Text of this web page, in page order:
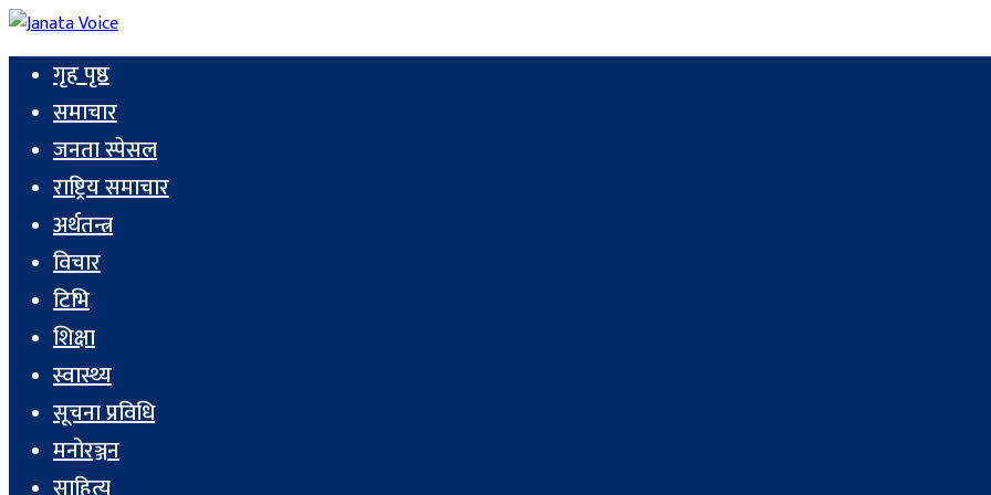
गृह पृष्ठ
समाचार
जनता स्पेसल
राष्ट्रिय समाचार
अर्थतन्त्र
विचार
टिभि
शिक्षा
स्वास्थ्य
सूचना प्रविधि
मनोरञ्जन